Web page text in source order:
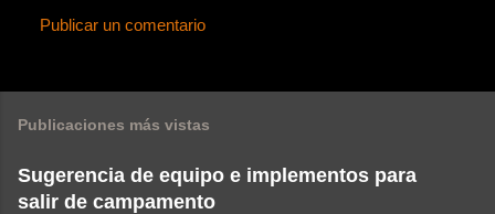
n
Publicar un comentario
Publicaciones más vistas
Sugerencia de equipo e implementos para
salir de campamento